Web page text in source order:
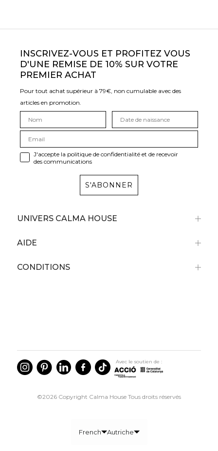
INSCRIVEZ-VOUS ET PROFITEZ VOUS
D'UNE REMISE DE 10% SUR VOTRE
PREMIER ACHAT
Pour tout achat supérieur à 79€, non cumulable avec des
articles en promotion.
J'accepte la politique de confidentialité et de recevoir
des communications
S'ABONNER
UNIVERS CALMA HOUSE
AIDE
CONDITIONS
Avec le soutien de :
©2026 Copyright Calma House Tous droits réservés
French Autriche
des articles en promotion.